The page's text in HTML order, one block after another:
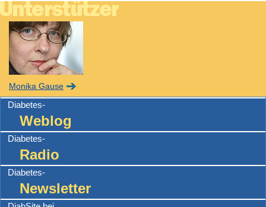
Monika Gause
Diabetes-
Weblog
Diabetes-
Radio
Diabetes-
Newsletter